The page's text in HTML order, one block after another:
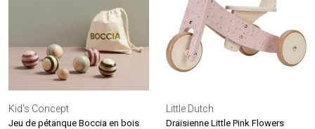
Kid's Concept
Jeu de pétanque Boccia en bois
Little Dutch
Draisienne Little Pink Flowers